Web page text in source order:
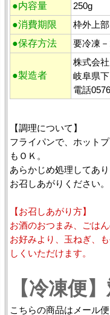
●内容量
250g
●消費期限
枠外上
●保存方法
要冷凍
●製造者
株式会
岐阜県
電話
【調理について】
フライパンで、ホット
もＯＫ。
あらかじめ処理してあ
お召しあがりください。
【お召しあがり方】
お酒のおつまみ、ごは
お好みより、玉ねぎ、
しくいただけます。
【冷凍便
こちらの商品はメール